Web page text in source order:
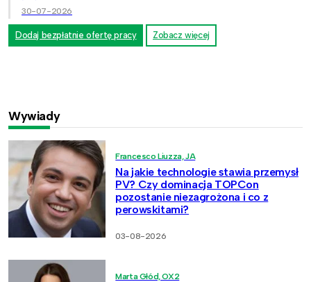
30-07-2026
Dodaj bezpłatnie ofertę pracy Zobacz więcej
Wywiady
Francesco Liuzza, JA
Na jakie technologie stawia przemysł
PV? Czy dominacja TOPCon
pozostanie niezagrożona i co z
perowskitami?
03-08-2026
Marta Głód, OX2